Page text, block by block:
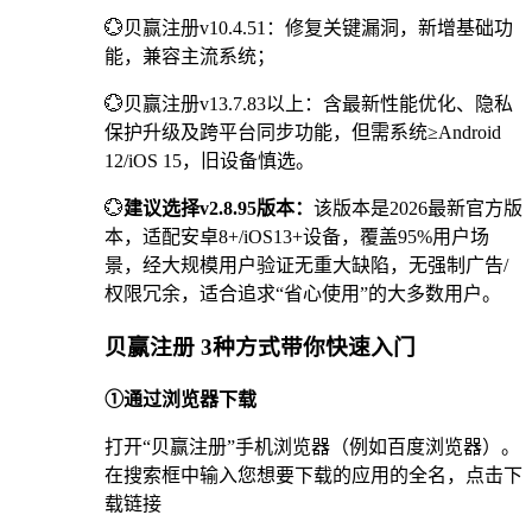
💮贝赢注册v10.4.51：修复关键漏洞，新增基础功
能，兼容主流系统；
💮贝赢注册v13.7.83以上：含最新性能优化、隐私
保护升级及跨平台同步功能，但需系统≥Android
12/iOS 15，旧设备慎选。
💮建议选择v2.8.95版本： 该版本是2026最新官方版
本，适配安卓8+/iOS13+设备，覆盖95%用户场
景，经大规模用户验证无重大缺陷，无强制广告/
权限冗余，适合追求“省心使用”的大多数用户。
贝赢注册 3种方式带你快速入门
①通过浏览器下载
打开“贝赢注册”手机浏览器（例如百度浏览器）。
在搜索框中输入您想要下载的应用的全名，点击下
载链接